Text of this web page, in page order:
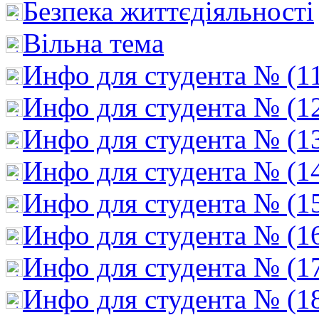
Безпека життєдіяльності
Вільна тема
Инфо для студента №
Инфо для студента №
Инфо для студента №
Инфо для студента №
Инфо для студента №
Инфо для студента №
Инфо для студента №
Инфо для студента №